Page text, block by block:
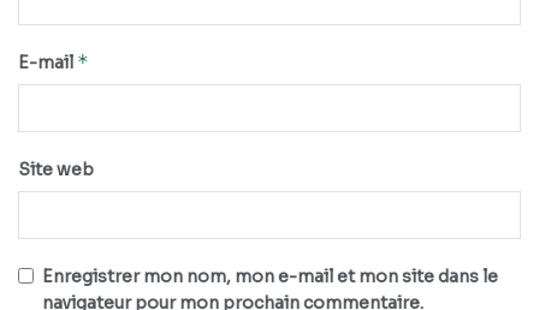
E-mail *
Site web
Enregistrer mon nom, mon e-mail et mon site dans le
navigateur pour mon prochain commentaire.